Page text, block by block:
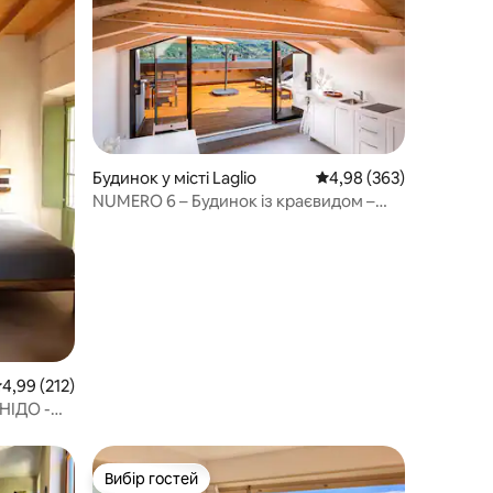
оцінка: 4,99 з 5, відгуки: 212
4,99 (212)
-
Будинок у місті Laglio Середня оцінка: 4,98 з
4,98 (363)
NUMERO 6 – Будинок із краєвидом –
Вибір гостей
Вибір гостей